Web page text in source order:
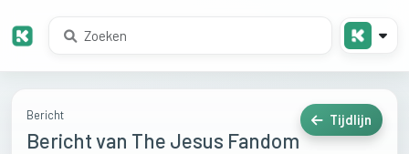
Bericht
Bericht van The Jesus Fandom
Tijdlijn